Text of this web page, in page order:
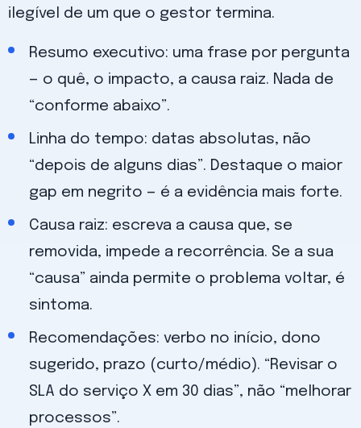
ilegível de um que o gestor termina.
Resumo executivo: uma frase por pergunta
— o quê, o impacto, a causa raiz. Nada de
“conforme abaixo”.
Linha do tempo: datas absolutas, não
“depois de alguns dias”. Destaque o maior
gap em negrito — é a evidência mais forte.
Causa raiz: escreva a causa que, se
removida, impede a recorrência. Se a sua
“causa” ainda permite o problema voltar, é
sintoma.
Recomendações: verbo no início, dono
sugerido, prazo (curto/médio). “Revisar o
SLA do serviço X em 30 dias”, não “melhorar
processos”.